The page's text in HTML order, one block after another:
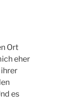
Ort
eher
es